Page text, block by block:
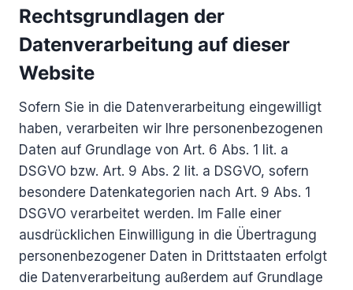
Rechtsgrundlagen der
Datenverarbeitung auf dieser
Website
Sofern Sie in die Datenverarbeitung eingewilligt
haben, verarbeiten wir Ihre personenbezogenen
Daten auf Grundlage von Art. 6 Abs. 1 lit. a
DSGVO bzw. Art. 9 Abs. 2 lit. a DSGVO, sofern
besondere Datenkategorien nach Art. 9 Abs. 1
DSGVO verarbeitet werden. Im Falle einer
ausdrücklichen Einwilligung in die Übertragung
personenbezogener Daten in Drittstaaten erfolgt
die Datenverarbeitung außerdem auf Grundlage